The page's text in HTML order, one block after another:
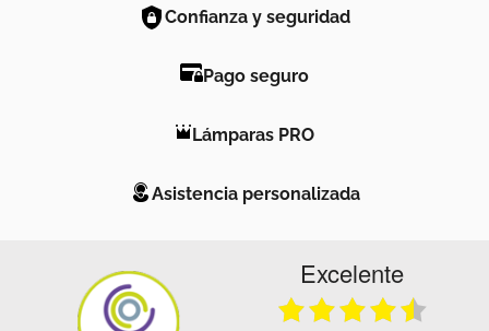
Confianza y seguridad
Pago seguro
Lámparas PRO
Asistencia personalizada
Excelente